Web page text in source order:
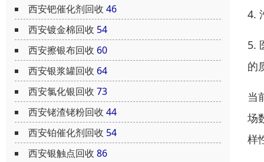
西安钯催化剂回收 46
西安镀金棉回收 54
西安擦银布回收 60
西安银浆罐回收 64
西安氯化银回收 73
西安铑渣铑粉回收 44
西安铂催化剂回收 54
西安银触点回收 86
4.
5.
的
当
场
样